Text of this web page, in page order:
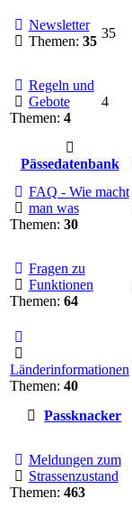
Newsletter
Themen: 35
35
Regeln und
Gebote
Themen: 4
4
Pässedatenbank
FAQ - Wie macht
man was
Themen: 30
Fragen zu
Funktionen
Themen: 64
Länderinformationen
Themen: 40
Passknacker
Meldungen zum
Strassenzustand
Themen: 463